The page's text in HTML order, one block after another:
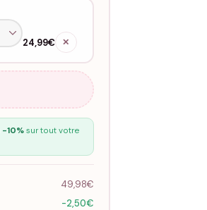
24,99€ ✕
-10%sur tout votre
49,98€
-2,50€